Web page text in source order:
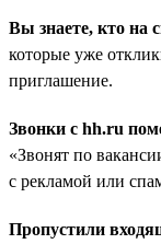
Вы знаете, кто на
которые уже
приглашение.
Звонки с hh.ru
«Звонят по
с рекламой или
Пропустили